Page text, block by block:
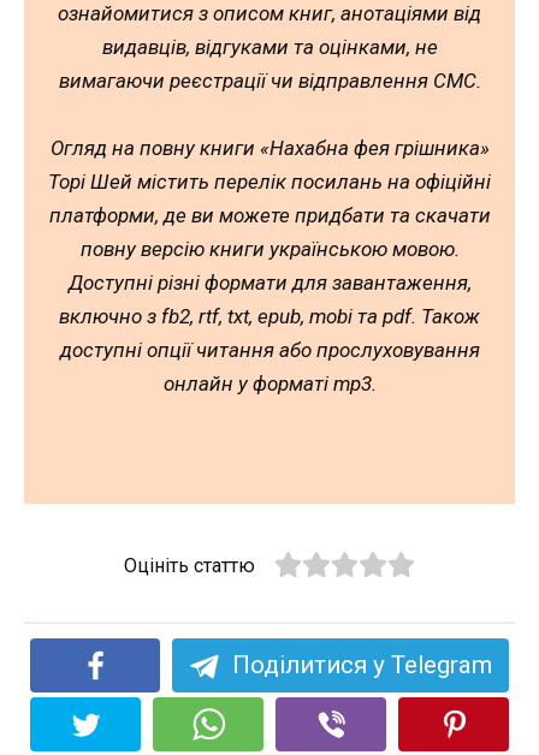
ознайомитися з описом книг, анотаціями від
видавців, відгуками та оцінками, не
вимагаючи реєстрації чи відправлення СМС.
Огляд на повну книги «Нахабна фея грішника»
Торі Шей містить перелік посилань на офіційні
платформи, де ви можете придбати та скачати
повну версію книги українською мовою.
Доступні різні формати для завантаження,
включно з fb2, rtf, txt, epub, mobi та pdf. Також
доступні опції читання або прослуховування
онлайн у форматі mp3.
Оцініть статтю
Поділитися у Telegram